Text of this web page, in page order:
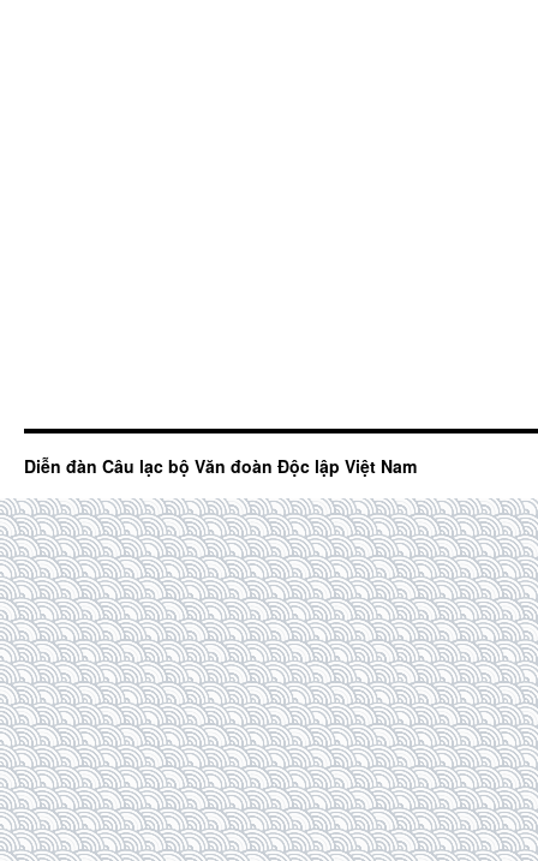
Diễn đàn Câu lạc bộ Văn đoàn Độc lập Việt Nam